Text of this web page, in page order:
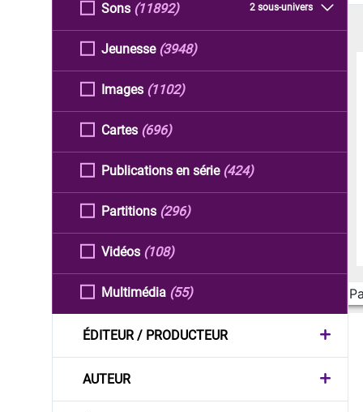
Sons 2 sous-univers
(11892)
Jeunesse (3948)
Images (1102)
Cartes (696)
Publications en série (424)
Partitions (296)
Vidéos (108)
Multimédia (55)
ÉDITEUR / PRODUCTEUR
AUTEUR